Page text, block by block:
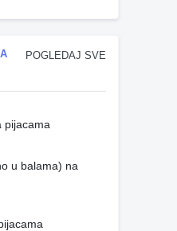
POGLEDAJ SVE
pijacama
u balama) na